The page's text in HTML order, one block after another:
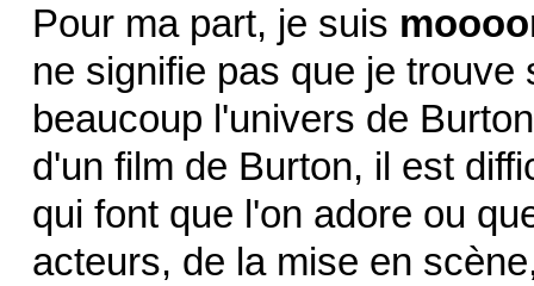
Pour ma part, je suis
ne signifie pas que je
beaucoup l'univers de
d'un film de Burton, il est
qui font que l'on adore ou
acteurs, de la mise en